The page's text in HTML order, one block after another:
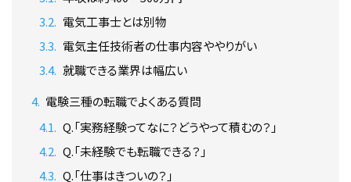
電気工事士とは別物
電気主任技術者の仕事内容ややりがい
就職できる業界は幅広い
電験三種の転職でよくある質問
Q.「実務経験ってなに？どうやって積むの？」
Q.「未経験でも転職できる？」
Q.「仕事はきついの？」